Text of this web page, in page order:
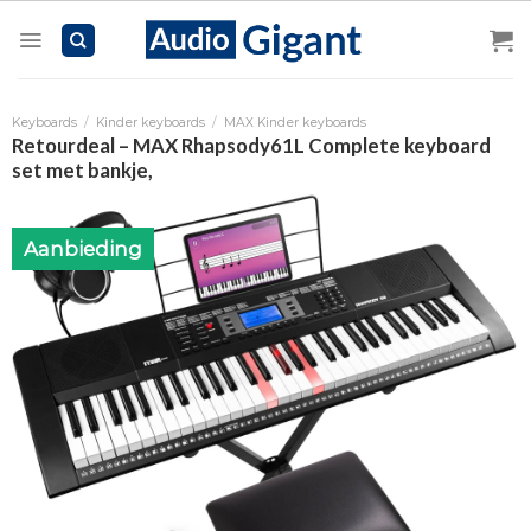
Keyboards / Kinder keyboards / MAX Kinder keyboards
Retourdeal – MAX Rhapsody61L Complete keyboard
set met bankje,
Aanbieding